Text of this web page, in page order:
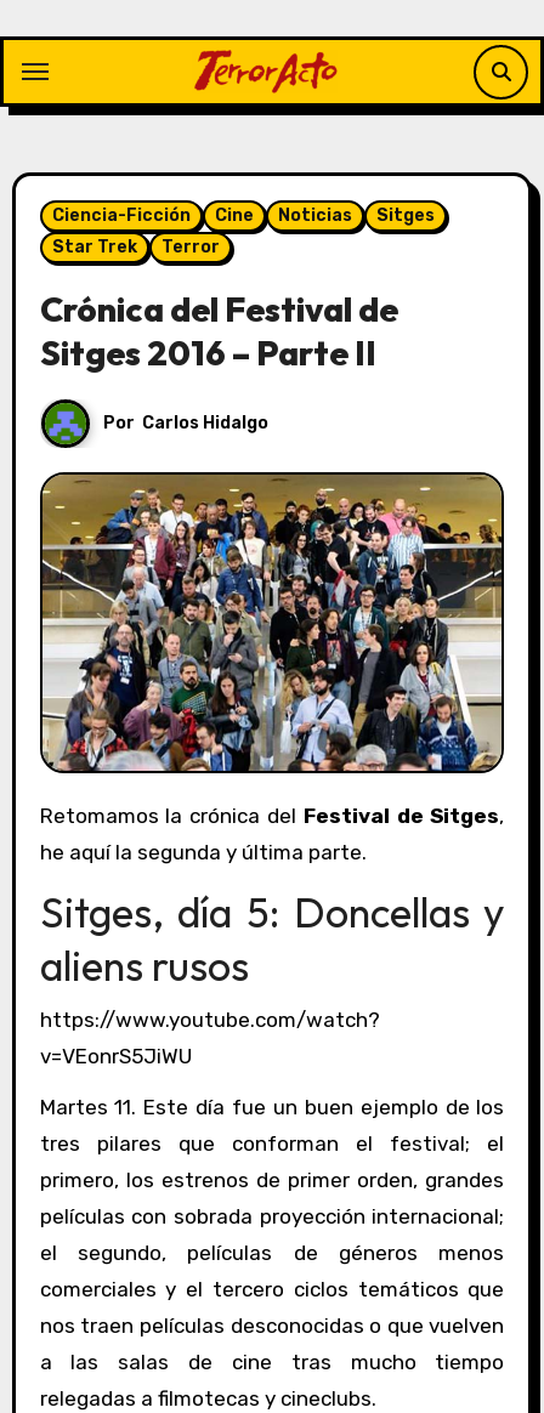
contenido
Ciencia-Ficción Cine Noticias
Sitges
Star Trek
Terror
Crónica del Festival de
Sitges 2016 – Parte II
Por Carlos Hidalgo
Retomamos la crónica del Festival de Sitges,
he aquí la segunda y última parte.
Sitges, día 5: Doncellas y
aliens rusos
https://www.youtube.com/watch?
v=VEonrS5JiWU
Martes 11. Este día fue un buen ejemplo de los
tres pilares que conforman el festival; el
primero, los estrenos de primer orden, grandes
películas con sobrada proyección internacional;
el segundo, películas de géneros menos
comerciales y el tercero ciclos temáticos que
nos traen películas desconocidas o que vuelven
a las salas de cine tras mucho tiempo
relegadas a filmotecas y cineclubs.